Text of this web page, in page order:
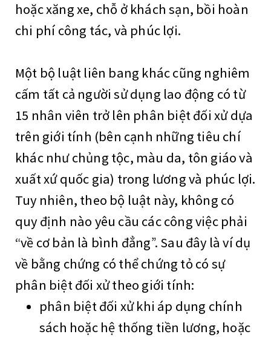
hoặc xăng xe, chỗ ở khách sạn, bồi hoàn
chi phí công tác, và phúc lợi.
Một bộ luật liên bang khác cũng nghiêm
cấm tất cả người sử dụng lao động có từ
15 nhân viên trở lên phân biệt đối xử dựa
trên giới tính (bên cạnh những tiêu chí
khác như chủng tộc, màu da, tôn giáo và
xuất xứ quốc gia) trong lương và phúc lợi.
Tuy nhiên, theo bộ luật này, không có
quy định nào yêu cầu các công việc phải
“về cơ bản là bình đẳng”. Sau đây là ví dụ
về bằng chứng có thể chứng tỏ có sự
phân biệt đối xử theo giới tính:
phân biệt đối xử khi áp dụng chính
sách hoặc hệ thống tiền lương, hoặc